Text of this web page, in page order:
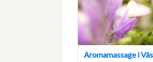
Aromamassage i